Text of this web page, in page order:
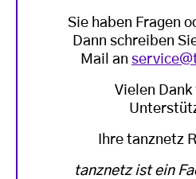
Sie haben Fragen
Dann schreiben
Mail an
Vielen Dank
Ihre tanznetz
tanznetz ist ein